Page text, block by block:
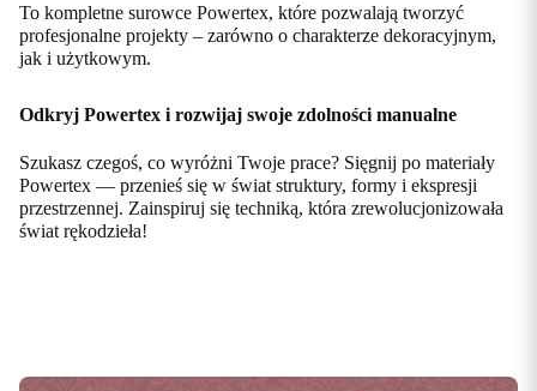
To kompletne surowce Powertex, które pozwalają tworzyć
profesjonalne projekty – zarówno o charakterze dekoracyjnym,
jak i użytkowym.
Odkryj Powertex i rozwijaj swoje zdolności manualne
Szukasz czegoś, co wyróżni Twoje prace? Sięgnij po materiały
Powertex — przenieś się w świat struktury, formy i ekspresji
przestrzennej. Zainspiruj się techniką, która zrewolucjonizowała
świat rękodzieła!